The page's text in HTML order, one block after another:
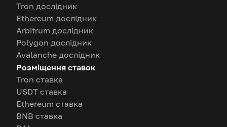
Tron дослідник
Ethereum дослідник
Arbitrum дослідник
Polygon дослідник
Avalanche дослідник
Розміщення ставок
Tron ставка
USDT ставка
Ethereum ставка
BNB ставка